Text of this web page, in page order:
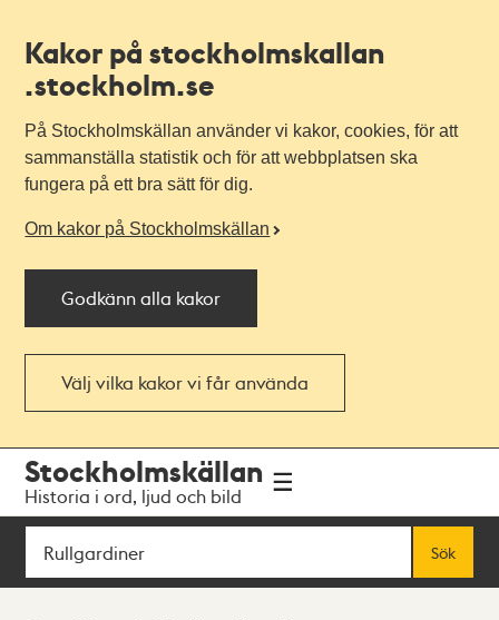
Kakor på stockholmskallan
.stockholm.se
På Stockholmskällan använder vi kakor, cookies, för att
sammanställa statistik och för att webbplatsen ska
fungera på ett bra sätt för dig.
Om kakor på Stockholmskällan
Godkänn alla kakor
Välj vilka kakor vi får använda
navigationen
huvudinnehållet
Stockholmskällan
Historia i ord, ljud och bild
Sök
Sök